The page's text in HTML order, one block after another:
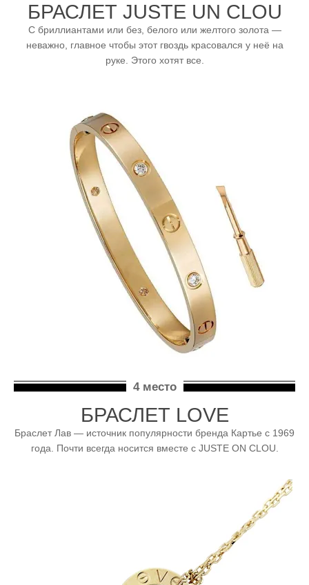
БРАСЛЕТ JUSTE UN CLOU
С бриллиантами или без, белого или желтого золота —
неважно, главное чтобы этот гвоздь красовался у неё на
руке. Этого хотят все.
4 место
БРАСЛЕТ LOVE
Браслет Лав — источник популярности бренда Картье с 1969
года. Почти всегда носится вместе с JUSTE ON CLOU.